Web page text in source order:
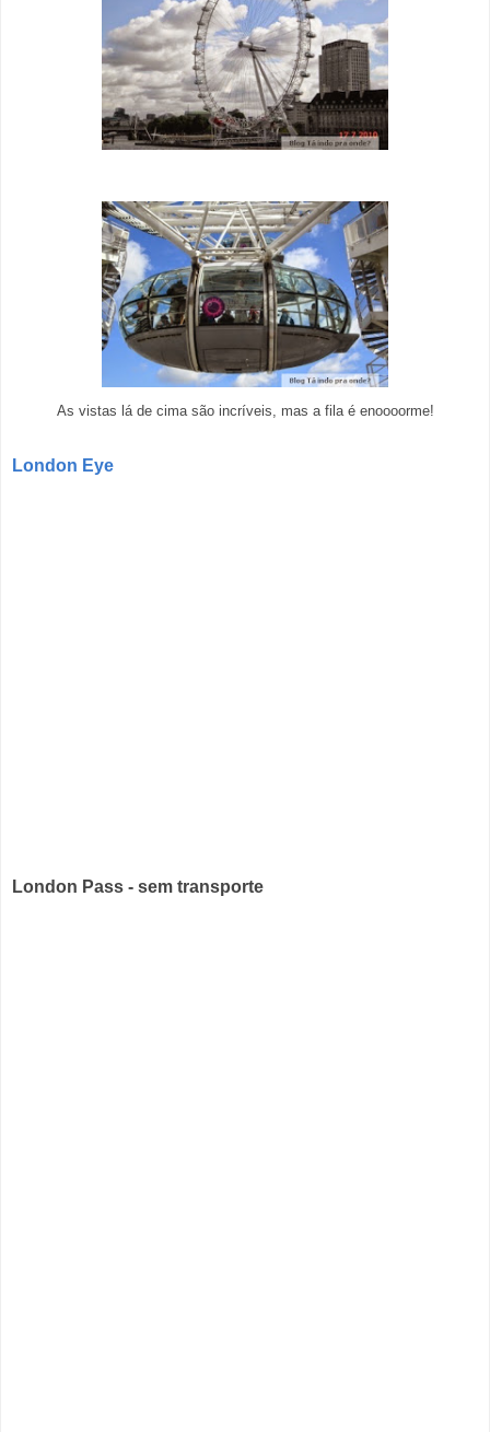
As vistas lá de cima são incríveis, mas a fila é enoooorme!
London Eye
London Pass - sem transporte